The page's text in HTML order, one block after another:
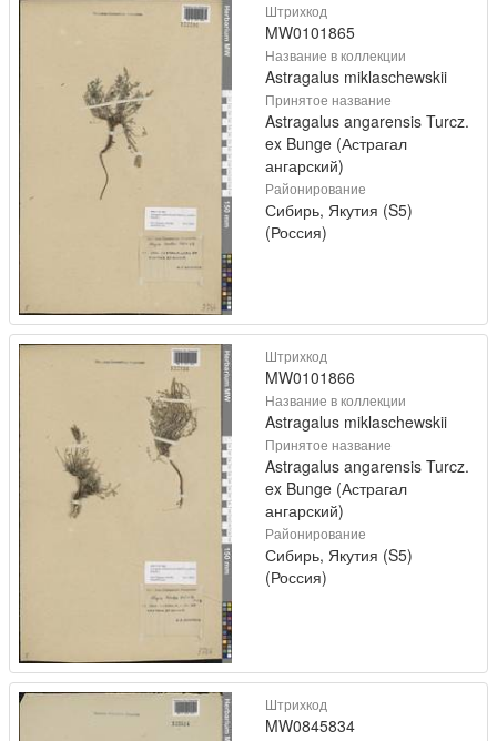
Штрихкод
MW0101865
Название в коллекции
Astragalus miklaschewskii
Принятое название
Astragalus angarensis Turcz.
ex Bunge (Астрагал
ангарский)
Районирование
Сибирь, Якутия (S5)
(Россия)
Штрихкод
MW0101866
Название в коллекции
Astragalus miklaschewskii
Принятое название
Astragalus angarensis Turcz.
ex Bunge (Астрагал
ангарский)
Районирование
Сибирь, Якутия (S5)
(Россия)
Штрихкод
MW0845834